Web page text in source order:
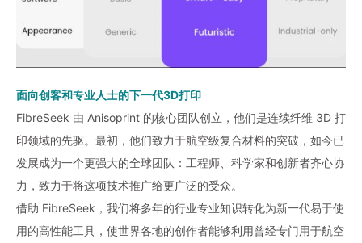
面向创客和专业人士的下一代3D打印
FibreSeek 由 Anisoprint 的核心团队创立，他们是连续纤维 3D 打
印领域的先驱。最初，他们致力于航空级复合材料的突破，如今已
发展成为一个更强大的全球团队：工程师、科学家和创新者齐心协
力，致力于将这项技术推广给更广泛的受众。
借助 FibreSeek，我们将多年的行业专业知识转化为新一代易于使
用的高性能工具，使世界各地的创作者能够利用曾经专门用于航空